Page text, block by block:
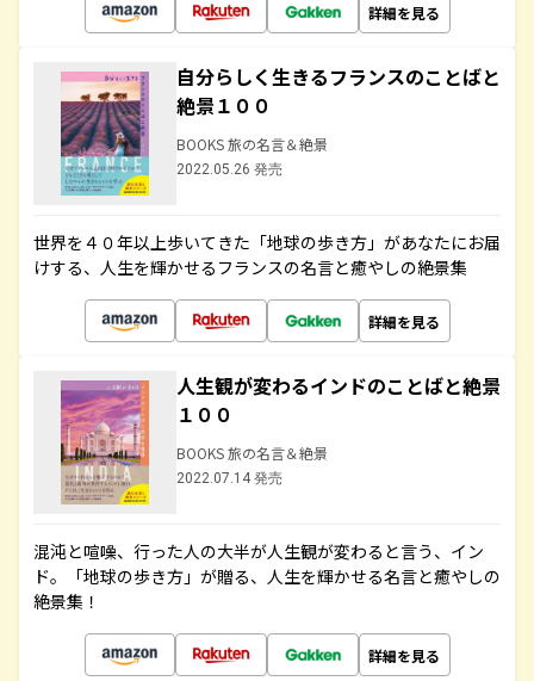
詳細を見る
自分らしく生きるフランスのことばと
絶景１００
BOOKS 旅の名言＆絶景
2022.05.26 発売
世界を４０年以上歩いてきた「地球の歩き方」があなたにお届
けする、人生を輝かせるフランスの名言と癒やしの絶景集
詳細を見る
人生観が変わるインドのことばと絶景
１００
BOOKS 旅の名言＆絶景
2022.07.14 発売
混沌と喧噪、行った人の大半が人生観が変わると言う、イン
ド。「地球の歩き方」が贈る、人生を輝かせる名言と癒やしの
絶景集！
詳細を見る